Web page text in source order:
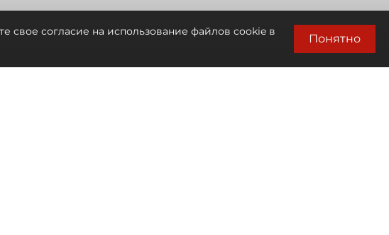
свое согласие на использование файлов cookie в
Понятно